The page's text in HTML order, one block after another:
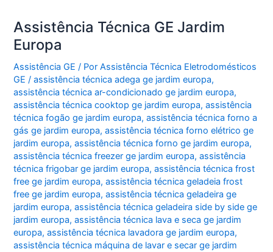
Assistência Técnica GE Jardim
Europa
Assistência GE / PorAssistência Técnica Eletrodomésticos
GE/assistência técnica adega ge jardim europa,
assistência técnica ar-condicionado ge jardim europa,
assistência técnica cooktop ge jardim europa,assistência
técnica fogão ge jardim europa,assistência técnica forno a
gás ge jardim europa,assistência técnica forno elétrico ge
jardim europa,assistência técnica forno ge jardim europa,
assistência técnica freezer ge jardim europa,assistência
técnica frigobar ge jardim europa,assistência técnica frost
free ge jardim europa,assistência técnica geladeia frost
free ge jardim europa,assistência técnica geladeira ge
jardim europa,assistência técnica geladeira side by side ge
jardim europa,assistência técnica lava e seca ge jardim
europa,assistência técnica lavadora ge jardim europa,
assistência técnica máquina de lavar e secar ge jardim